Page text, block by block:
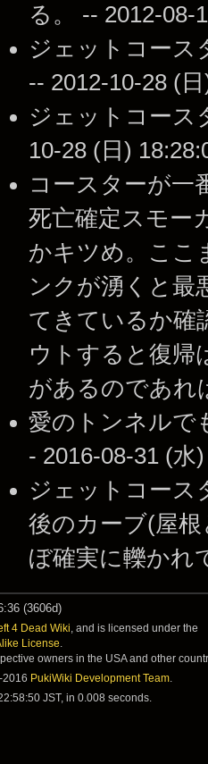
る。 -- 2012-08-
ジェットコース
-- 2012-10-28 (
ジェットコース
10-28 (日)
コースターが一
死亡確定スモー
かキツめ。ここ
ンクが湧くと最
てきているか確
ウトすると復帰
があるのであれ
愛のトンネルで
- 2016-08-31 (水
ジェットコース
後のカーブ(屋
ぼ確実に轢かれ
(3606d)
4 Dead Wiki , and is licensed under the
License
owners in the USA and other
2016 PukiWiki Development Team
JST, in 0.008 seconds.